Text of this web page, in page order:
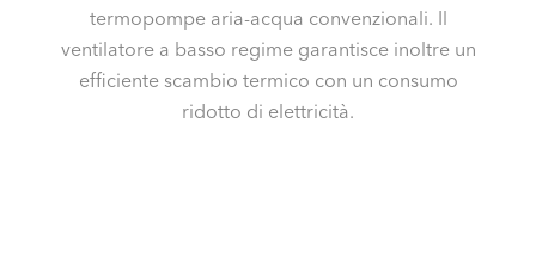
termopompe aria-acqua convenzionali. Il
ventilatore a basso regime garantisce inoltre un
efficiente scambio termico con un consumo
ridotto di elettricità.